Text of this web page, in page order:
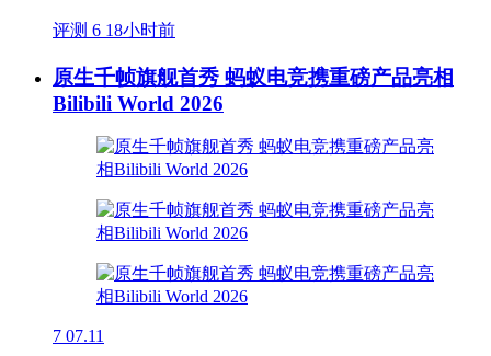
评测 6 18小时前
原生千帧旗舰首秀 蚂蚁电竞携重磅产品亮相
Bilibili World 2026
7 07.11